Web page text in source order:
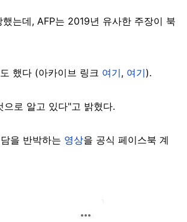
는데, AFP는 2019년 유사한 주장이 북
했다 (아카이브 링크 여기, 여기).
로 알고 있다"고 밝혔다.
을 반박하는 영상을 공식 페이스북 계